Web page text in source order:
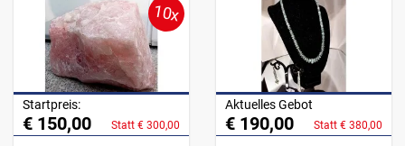
10x
Startpreis:
€ 150,00 Statt € 300,00
Aktuelles Gebot
€ 190,00 Statt € 380,00